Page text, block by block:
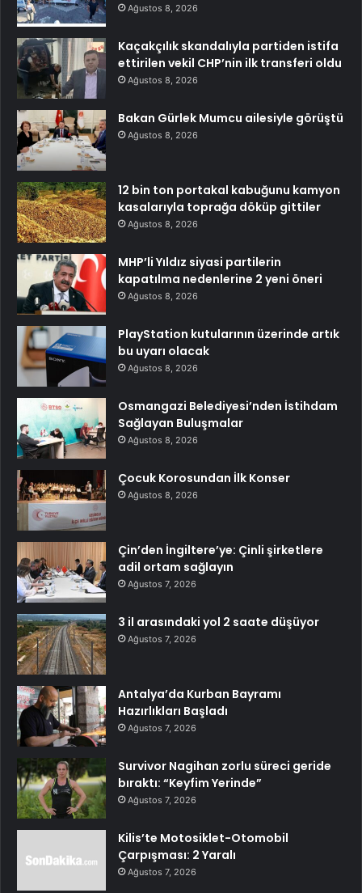
Ağustos 8, 2026
Kaçakçılık skandalıyla partiden istifa
ettirilen vekil CHP’nin ilk transferi oldu
Ağustos 8, 2026
Bakan Gürlek Mumcu ailesiyle görüştü
Ağustos 8, 2026
12 bin ton portakal kabuğunu kamyon
kasalarıyla toprağa döküp gittiler
Ağustos 8, 2026
MHP’li Yıldız siyasi partilerin
kapatılma nedenlerine 2 yeni öneri
Ağustos 8, 2026
PlayStation kutularının üzerinde artık
bu uyarı olacak
Ağustos 8, 2026
Osmangazi Belediyesi’nden İstihdam
Sağlayan Buluşmalar
Ağustos 8, 2026
Çocuk Korosundan İlk Konser
Ağustos 8, 2026
Çin’den İngiltere’ye: Çinli şirketlere
adil ortam sağlayın
Ağustos 7, 2026
3 il arasındaki yol 2 saate düşüyor
Ağustos 7, 2026
Antalya’da Kurban Bayramı
Hazırlıkları Başladı
Ağustos 7, 2026
Survivor Nagihan zorlu süreci geride
bıraktı: “Keyfim Yerinde”
Ağustos 7, 2026
Kilis’te Motosiklet-Otomobil
Çarpışması: 2 Yaralı
Ağustos 7, 2026